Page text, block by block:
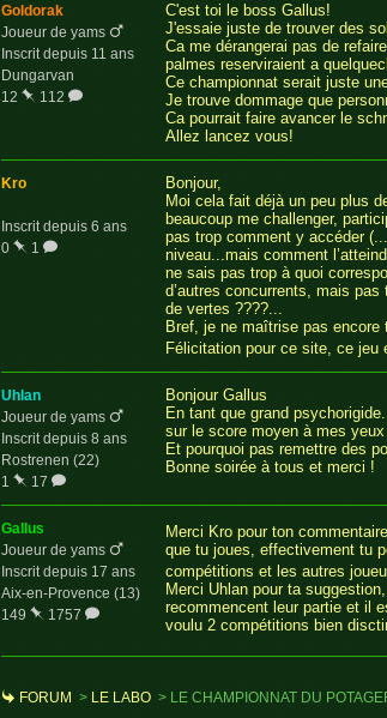
goldorak
Joueur de yams
Inscrit depuis 11 ans
Dungarvan
12
112
C'est toi le boss Gallus!
J'essaie juste de trouver des
Ca me dérangerai pas de
palmes reserviraient a
Ce championnat serait juste
Je trouve dommage que
Ca pourrait faire avancer le
Allez lancez vous!
kro
Inscrit depuis 6 ans
0
1
Bonjour,
Moi cela fait déjà un peu plus
beaucoup me challenger,
pas trop comment y accéder
niveau...mais comment
ne sais pas trop à quoi
d’autres concurrents, mais
de vertes ????...
Bref, je ne maîtrise pas encore
Félicitation pour ce site, ce jeu
uhlan
Joueur de yams
Inscrit depuis 8 ans
Rostrenen (22)
1
17
Bonjour Gallus
En tant que grand
sur le score moyen à mes
Et pourquoi pas remettre des
Bonne soirée à tous et merci !
gallus
Joueur de yams
Inscrit depuis 17 ans
Aix-en-Provence (13)
149
1757
Merci Kro pour ton commentaire
que tu joues, effectivement tu
compétitions et les autres
Merci Uhlan pour ta
recommencent leur partie et il
voulu 2 compétitions bien
FORUM > LE LABO > LE CHAMPIONNAT DU